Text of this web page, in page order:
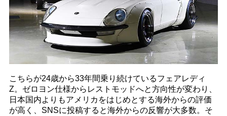
こちらが24歳から33年間乗り続けているフェアレディ
Z。ゼロヨン仕様からレストモッドへと方向性が変わり、
日本国内よりもアメリカをはじめとする海外からの評価
が高く、SNSに投稿すると海外からの反響が大多数。そ